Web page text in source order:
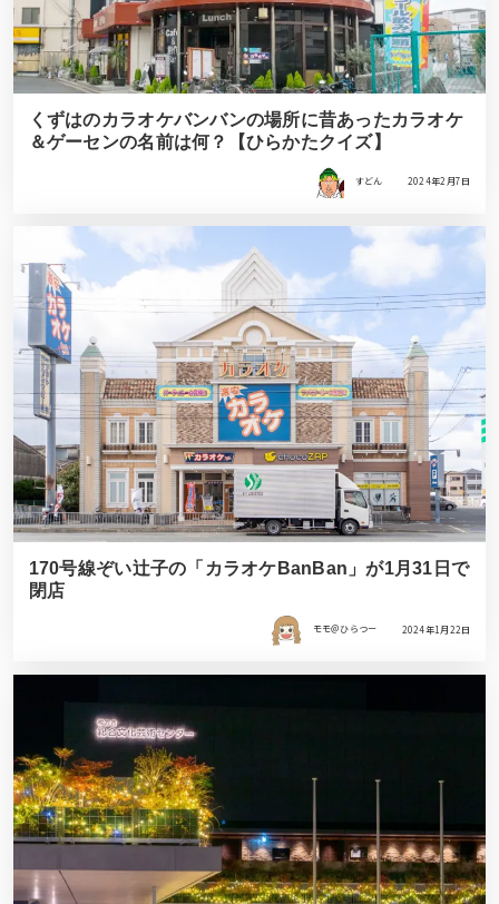
くずはのカラオケバンバンの場所に昔あったカラオケ
＆ゲーセンの名前は何？【ひらかたクイズ】
すどん 2024年2月7日
170号線ぞい辻子の「カラオケBanBan」が1月31日で
閉店
モモ＠ひらつー 2024年1月22日